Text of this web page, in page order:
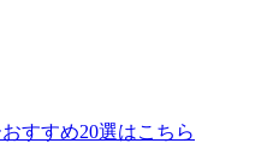
すすめ20選はこちら